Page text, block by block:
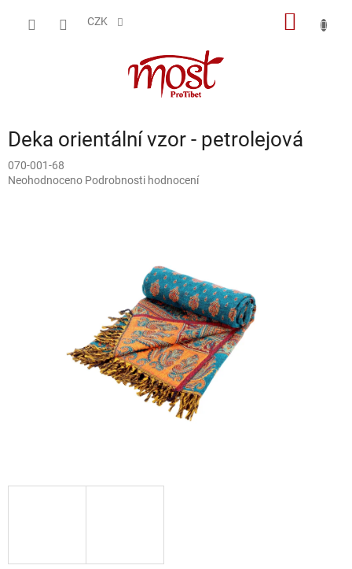
CZK
Deka orientální vzor - petrolejová
070-001-68
Průměrné
Neohodnoceno Podrobnosti hodnocení